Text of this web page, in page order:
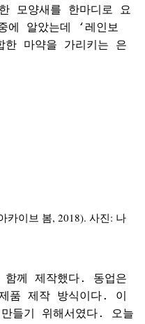
모양새를 한마디로 요
에 알았는데 ‘레인보
한 마약을 가리키는 은
카이브 봄, 2018). 사진: 나
함께 제작했다. 동업은
품 제작 방식이다. 이
들기 위해서였다. 오늘